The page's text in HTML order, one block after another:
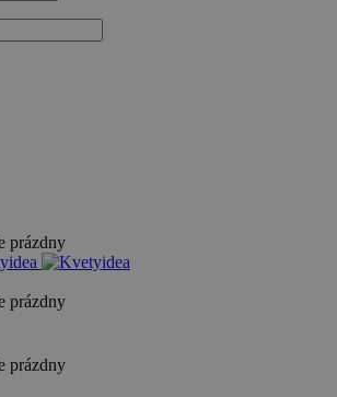
prázdny
prázdny
prázdny